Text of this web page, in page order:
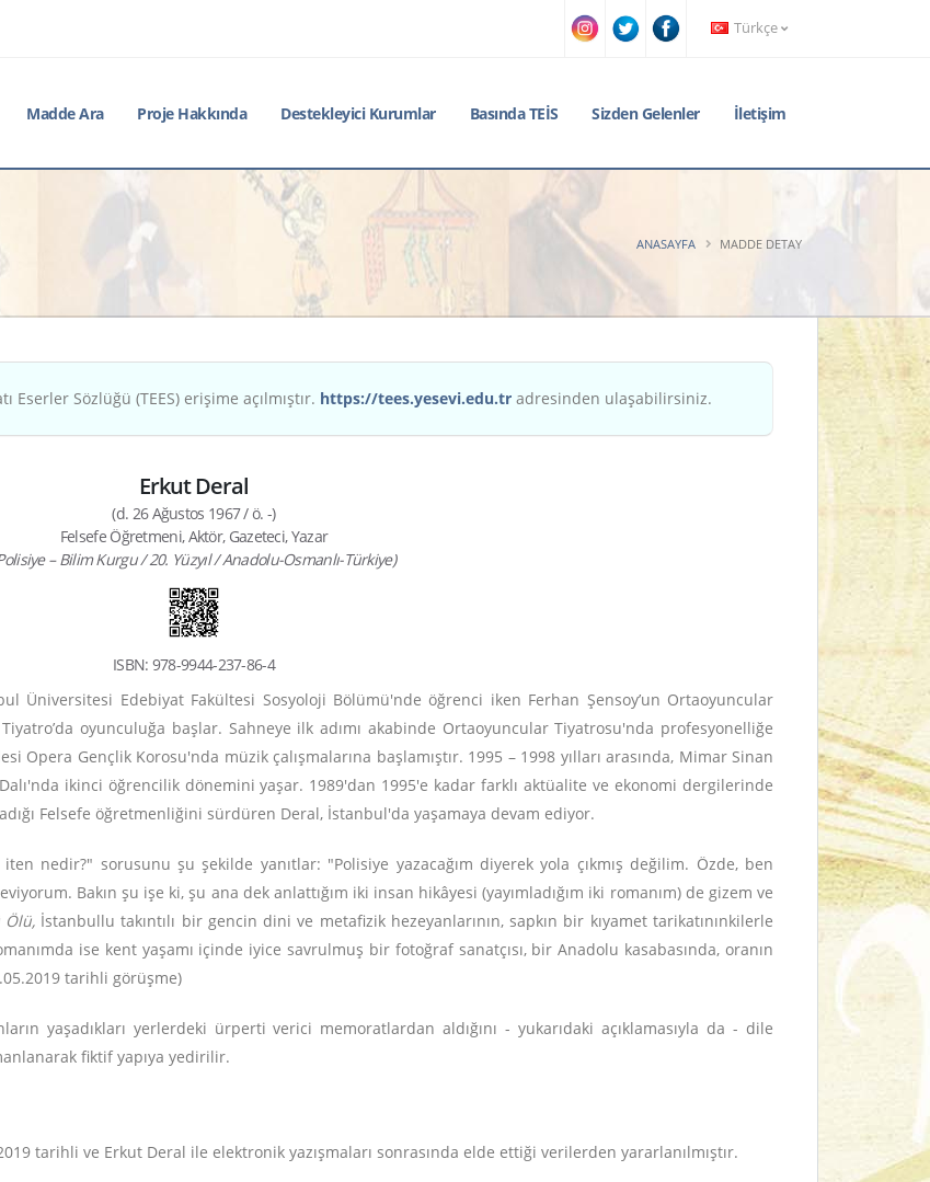
Türkçe
Madde Ara Proje Hakkında Destekleyici Kurumlar Basında TEİS Sizden Gelenler İletişim
ANASAYFA MADDE DETAY
Eserler Sözlüğü (TEES) erişime açılmıştır. https://tees.yesevi.edu.tr adresinden ulaşabilirsiniz.
Erkut Deral
(d. 26 Ağustos 1967 / ö. -)
Felsefe Öğretmeni, Aktör, Gazeteci, Yazar
– Bilim Kurgu / 20. Yüzyıl / Anadolu-Osmanlı-Türkiye)
ISBN: 978-9944-237-86-4
Üniversitesi Edebiyat Fakültesi Sosyoloji Bölümü'nde öğrenci iken Ferhan Şensoy’un Ortaoyuncular
oyunculuğa başlar. Sahneye ilk adımı akabinde Ortaoyuncular Tiyatrosu'nda profesyonelliğe
Gençlik Korosu'nda müzik çalışmalarına başlamıştır. 1995 – 1998 yılları arasında, Mimar Sinan
ikinci öğrencilik dönemini yaşar. 1989'dan 1995'e kadar farklı aktüalite ve ekonomi dergilerinde
Felsefe öğretmenliğini sürdüren Deral, İstanbul'da yaşamaya devam ediyor.
nedir?" sorusunu şu şekilde yanıtlar: "Polisiye yazacağım diyerek yola çıkmış değilim. Özde, ben
Bakın şu işe ki, şu ana dek anlattığım iki insan hikâyesi (yayımladığım iki romanım) de gizem ve
Ölü, İstanbullu takıntılı bir gencin dini ve metafizik hezeyanlarının, sapkın bir kıyamet tarikatınınkilerle
ise kent yaşamı içinde iyice savrulmuş bir fotoğraf sanatçısı, bir Anadolu kasabasında, oranın
tarihli görüşme)
yaşadıkları yerlerdeki ürperti verici memoratlardan aldığını - yukarıdaki açıklamasıyla da - dile
fiktif yapıya yedirilir.
tarihli ve Erkut Deral ile elektronik yazışmaları sonrasında elde ettiği verilerden yararlanılmıştır.